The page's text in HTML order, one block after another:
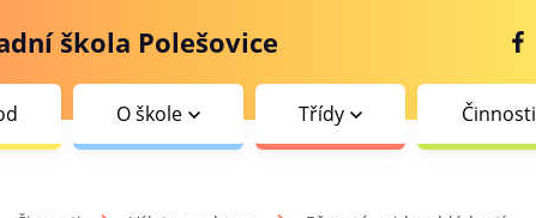
škola Polešovice
O škole Třídy Činnosti